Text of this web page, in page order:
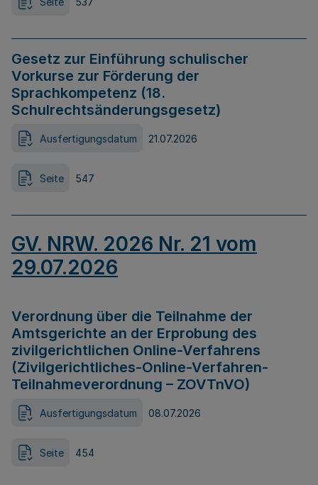
Gesetz zur Einführung schulischer
Vorkurse zur Förderung der
Sprachkompetenz (18.
Schulrechtsänderungsgesetz)
Ausfertigungsdatum 21.07.2026
Seite 547
GV. NRW. 2026 Nr. 21 vom
29.07.2026
Verordnung über die Teilnahme der
Amtsgerichte an der Erprobung des
zivilgerichtlichen Online-Verfahrens
(Zivilgerichtliches-Online-Verfahren-
Teilnahmeverordnung – ZOVTnVO)
Ausfertigungsdatum 08.07.2026
Seite 454